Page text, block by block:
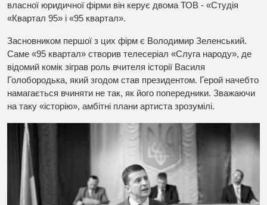
власної юридичної фірми він керує двома ТОВ - «Студія
«Квартал 95» і «95 квартал».
Засновником першої з цих фірм є Володимир Зеленський.
Саме «95 квартал» створив телесеріал «Слуга народу», де
відомий комік зіграв роль вчителя історії Василя
Голобородька, який згодом став президентом. Герой начебто
намагається вчиняти не так, як його попередники. Зважаючи
на таку «історію», амбітні плани артиста зрозумілі.